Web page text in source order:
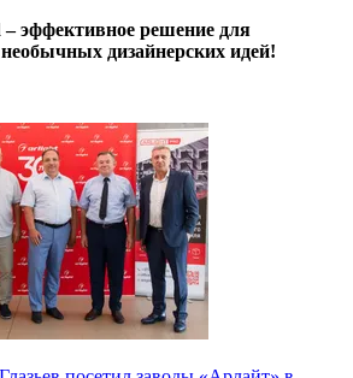
эффективное решение для
дизайнерских идей!